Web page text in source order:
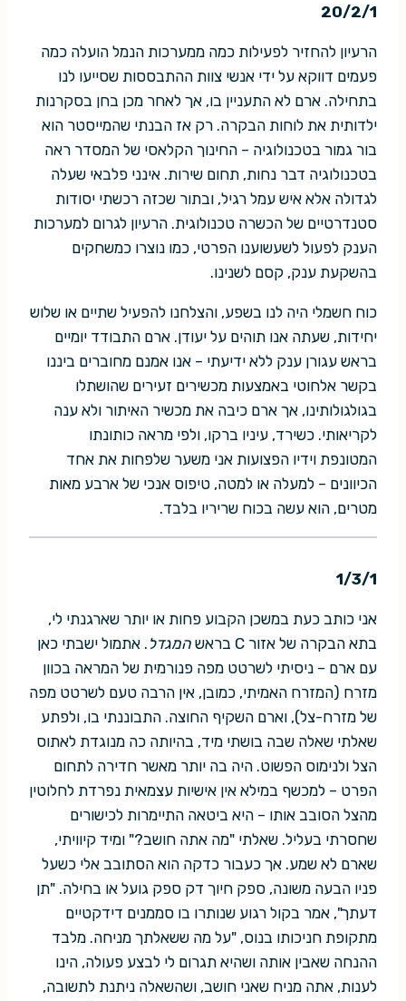
20/2/1
הרעיון להחזיר לפעילות כמה ממערכות הנמל הועלה כמה
פעמים דווקא על ידי אנשי צוות ההתבססות שסייעו לנו
בתחילה. ארם לא התעניין בו, אך לאחר מכן בחן בסקרנות
ילדותית את לוחות הבקרה. רק אז הבנתי שהמייסטר הוא
בור גמור בטכנולוגיה – החינוך הקלאסי של המסדר ראה
בטכנולוגיה דבר נחות, תחום שירות. אינני פלבאי שעלה
לגדולה אלא איש עמל רגיל, ובתור שכזה רכשתי יסודות
סטנדרטיים של הכשרה טכנולוגית. הרעיון לגרום למערכות
הענק לפעול לשעשוענו הפרטי, כמו נוצרו כמשחקים
בהשקעת ענק, קסם לשנינו.
כוח חשמלי היה לנו בשפע, והצלחנו להפעיל שתיים או שלוש
יחידות, שעתה אנו תוהים על יעודן. ארם התבודד יומיים
בראש עגורן ענק ללא ידיעתי – אנו אמנם מחוברים ביננו
בקשר אלחוטי באמצעות מכשירים זעירים שהושתלו
בגולגולותינו, אך ארם כיבה את מכשיר האיתור ולא ענה
לקריאותי. כשירד, עיניו ברקו, ולפי מראה כותונתו
המטונפת וידיו הפצועות אני משער שלפחות את אחד
הכיוונים – למעלה או למטה, טיפוס אנכי של ארבע מאות
מטרים, הוא עשה בכוח שריריו בלבד.
1/3/1
אני כותב כעת במשכן הקבוע פחות או יותר שארגנתי לי,
בתא הבקרה של אזור C בראש
המגדל . אתמול ישבתי כאן
עם ארם – ניסיתי לשרטט מפה פנורמית של המראה בכוון
מזרח (המזרח האמיתי, כמובן, אין הרבה טעם לשרטט מפה
של מזרח-צל), וארם השקיף החוצה. התבוננתי בו, ולפתע
שאלתי שאלה שבה בושתי מיד, בהיותה כה מנוגדת לאתוס
הצל ולנימוס הפשוט. היה בה יותר מאשר חדירה לתחום
הפרט – למכשף במילא אין אישיות עצמאית נפרדת לחלוטין
מהצל הסובב אותו – היא ביטאה התיימרות לכישורים
שחסרתי בעליל. שאלתי "מה אתה חושב?" ומיד קיוויתי,
שארם לא שמע. אך כעבור כדקה הוא הסתובב אלי כשעל
פניו הבעה משונה, ספק חיוך דק ספק גועל או בחילה. "תן
דעתך", אמר בקול רגוע שנותרו בו סממנים דידקטיים
מתקופת חניכותו בנוס, "על מה ששאלתך מניחה. מלבד
ההנחה שאבין אותה ושהיא תגרום לי לבצע פעולה, הינו
לענות, אתה מניח שאני חושב, ושהשאלה ניתנת לתשובה,